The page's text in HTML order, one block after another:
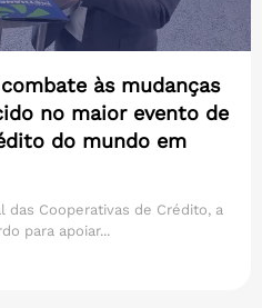
às mudanças
no maior evento de
do mundo em
das Cooperativas de Crédito, a
para apoiar...